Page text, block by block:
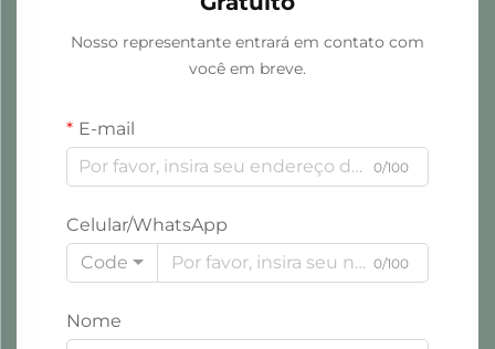
Nosso representante entrará em contato com
você em breve.
E-mail
0/100
Celular/WhatsApp
Code
0/100
Nome